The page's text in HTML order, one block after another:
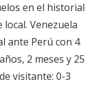
en el historial
Venezuela
ante Perú con 4
2 meses y 25
visitante: 0-3